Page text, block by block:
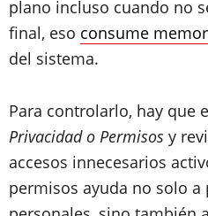
plano incluso cuando no
final, eso consume
del sistema.
Para controlarlo, hay que
Privacidad o Permisos y
accesos innecesarios
permisos ayuda no solo a